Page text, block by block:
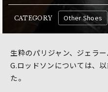
CATEGORY Other Shoes
生粋のパリジャン、ジェラ
G.ロッドソンについては、
た。